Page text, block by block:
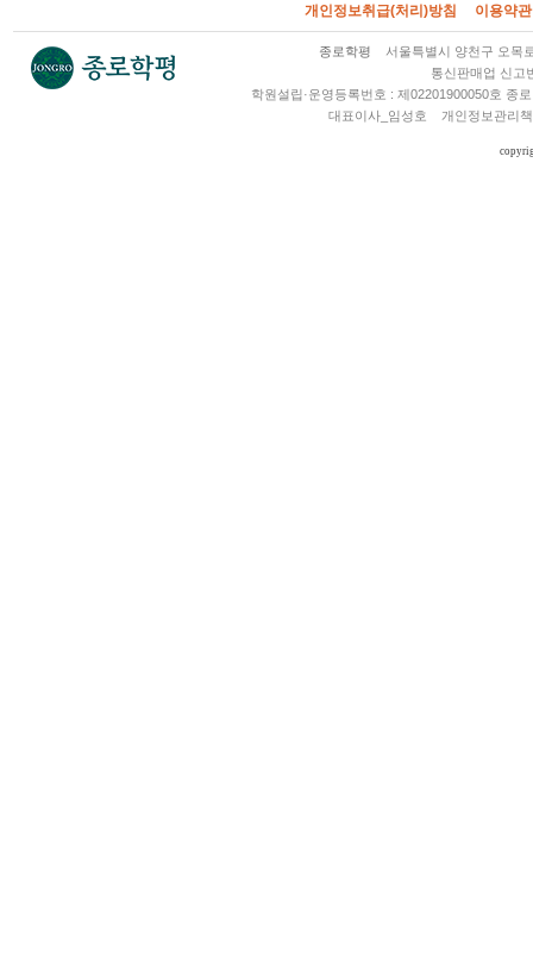
개인정보취급(처리)방침 이용약관
종로학평
서울특별시 양천구 오목
통신판매업 신고
학원설립·운영등록번호 : 제02201900050호 종
대표이사_임성호
개인정보관리